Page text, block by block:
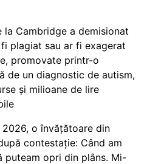
Cambridge a demisionat
plagiat sau ar fi exagerat
promovate printr-o
de un diagnostic de autism,
și milioane de lire
o învățătoare din
contestație: Când am
puteam opri din plâns. Mi-